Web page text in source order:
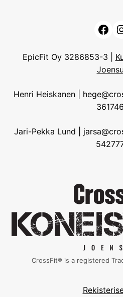
EpicFit Oy 3286853-3 |
Henri Heiskanen |
Jari-Pekka Lund |
CrossFit® is a registered